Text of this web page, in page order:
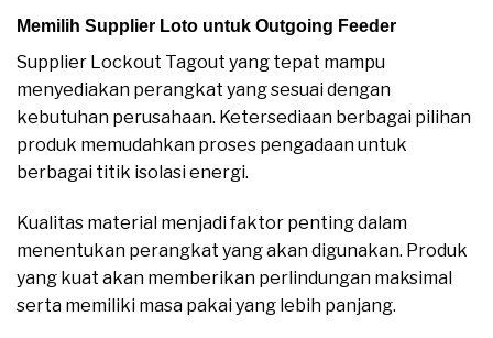
Memilih Supplier Loto untuk Outgoing Feeder
Supplier Lockout Tagout yang tepat mampu
menyediakan perangkat yang sesuai dengan
kebutuhan perusahaan. Ketersediaan berbagai pilihan
produk memudahkan proses pengadaan untuk
berbagai titik isolasi energi.
Kualitas material menjadi faktor penting dalam
menentukan perangkat yang akan digunakan. Produk
yang kuat akan memberikan perlindungan maksimal
serta memiliki masa pakai yang lebih panjang.